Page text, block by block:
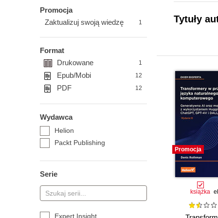
Promocja
Zaktualizuj swoją wiedzę
1
Format
Drukowane
1
Epub/Mobi 12
PDF 12
Wydawca
Helion
Packt Publishing
Serie
Expert Insight
Tytuły
Promocja
książka